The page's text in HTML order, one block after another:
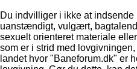
Du indvilliger i ikke at
uanstændigt, vulgært,
sexuelt orienteret materiale
som er i strid med
landet hvor "Baneforum.dk" er